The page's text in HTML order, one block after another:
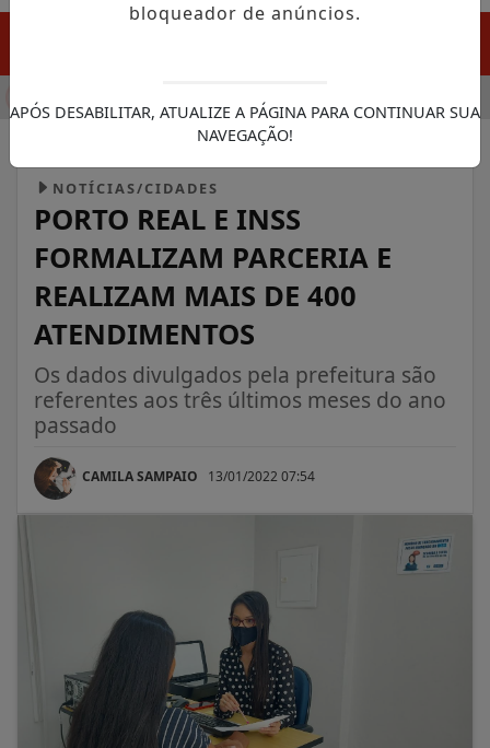
NOTÍCIAS/CIDADES
PORTO REAL E INSS
FORMALIZAM PARCERIA E
REALIZAM MAIS DE 400
ATENDIMENTOS
Os dados divulgados pela prefeitura são
referentes aos três últimos meses do ano
passado
CAMILA SAMPAIO 13/01/2022 07:54
bloqueador de anúncios.
APÓS DESABILITAR, ATUALIZE A PÁGINA PARA CONTINUAR SUA
NAVEGAÇÃO!